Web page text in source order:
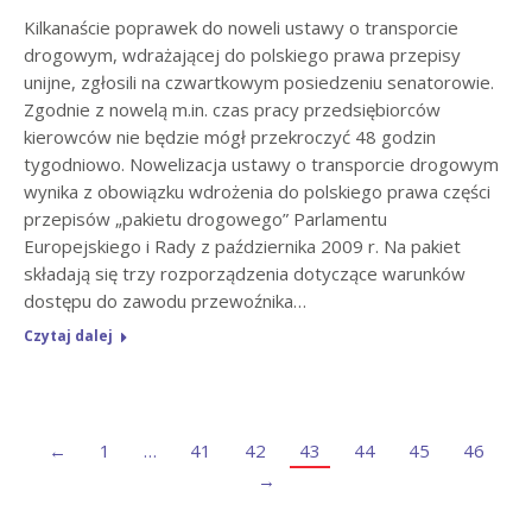
Kilkanaście poprawek do noweli ustawy o transporcie
drogowym, wdrażającej do polskiego prawa przepisy
unijne, zgłosili na czwartkowym posiedzeniu senatorowie.
Zgodnie z nowelą m.in. czas pracy przedsiębiorców
kierowców nie będzie mógł przekroczyć 48 godzin
tygodniowo. Nowelizacja ustawy o transporcie drogowym
wynika z obowiązku wdrożenia do polskiego prawa części
przepisów „pakietu drogowego” Parlamentu
Europejskiego i Rady z października 2009 r. Na pakiet
składają się trzy rozporządzenia dotyczące warunków
dostępu do zawodu przewoźnika…
Czytaj dalej
← 1 … 41 42 43 44 45
46
→